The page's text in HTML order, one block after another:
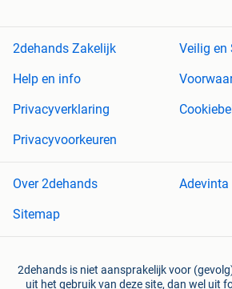
2dehands Zakelijk
Veilig en
Help en info
Privacyverklaring
Privacyvoorkeuren
Over 2dehands
Adevinta
Sitemap
2dehands is niet aansprakelijk voor
uit het gebruik van deze site, dan wel uit